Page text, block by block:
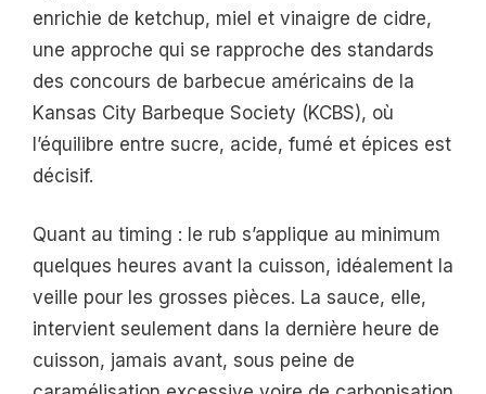
enrichie de ketchup, miel et vinaigre de cidre,
une approche qui se rapproche des standards
des concours de barbecue américains de la
Kansas City Barbeque Society (KCBS), où
l’équilibre entre sucre, acide, fumé et épices est
décisif.
Quant au timing : le rub s’applique au minimum
quelques heures avant la cuisson, idéalement la
veille pour les grosses pièces. La sauce, elle,
intervient seulement dans la dernière heure de
cuisson, jamais avant, sous peine de